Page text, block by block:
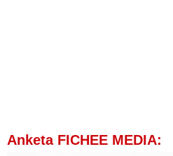
Anketa FICHEE MEDIA: